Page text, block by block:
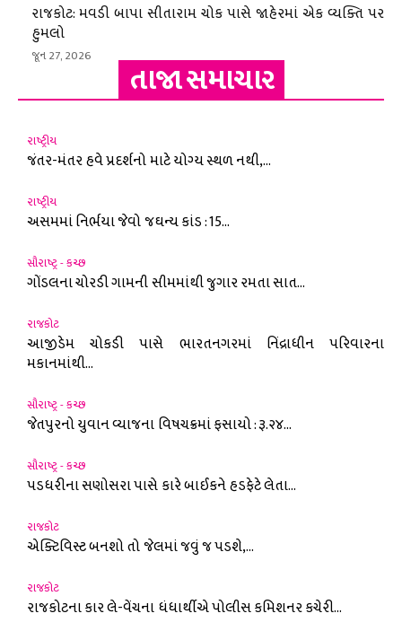
રાજકોટ: મવડી બાપા સીતારામ ચોક પાસે જાહેરમાં એક વ્યક્તિ પર
હુમલો
જૂન 27, 2026
તાજા સમાચાર
રાષ્ટ્રીય
જંતર-મંતર હવે પ્રદર્શનો માટે યોગ્ય સ્થળ નથી,...
રાષ્ટ્રીય
અસમમાં નિર્ભયા જેવો જઘન્ય કાંડ : 15...
સૌરાષ્ટ્ર - કચ્છ
ગોંડલના ચોરડી ગામની સીમમાંથી જુગાર રમતા સાત...
રાજકોટ
આજીડેમ ચોકડી પાસે ભારતનગરમાં નિંદ્રાધીન પરિવારના
મકાનમાંથી...
સૌરાષ્ટ્ર - કચ્છ
જેતપુરનો યુવાન વ્યાજના વિષચક્રમાં ફસાયો : રૂ.૨૪...
સૌરાષ્ટ્ર - કચ્છ
પડધરીના સણોસરા પાસે કારે બાઈકને હડફેટે લેતા...
રાજકોટ
એક્ટિવિસ્ટ બનશો તો જેલમાં જવું જ પડશે,...
રાજકોટ
રાજકોટના કાર લે-વેંચના ધંધાર્થીએ પોલીસ કમિશનર કચેરી...